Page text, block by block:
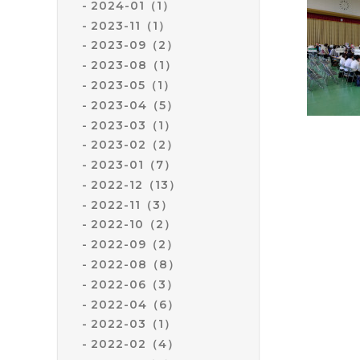
2024-01（1）
2023-11（1）
2023-09（2）
2023-08（1）
2023-05（1）
2023-04（5）
2023-03（1）
2023-02（2）
2023-01（7）
2022-12（13）
2022-11（3）
2022-10（2）
2022-09（2）
2022-08（8）
2022-06（3）
2022-04（6）
2022-03（1）
2022-02（4）